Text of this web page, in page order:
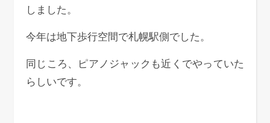
しました。
今年は地下歩行空間で札幌駅側でした。
同じころ、ピアノジャックも近くでやっていた
らしいです。